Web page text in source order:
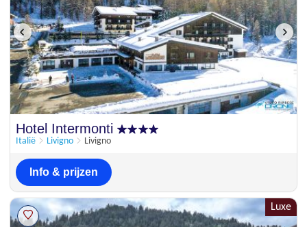
Hotel Intermonti
Italië Livigno Livigno
Info & prijzen
Luxe